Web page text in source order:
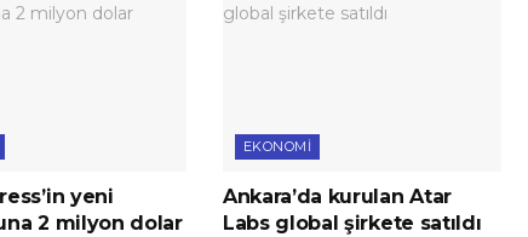
yeni
2 milyon dolar
EKONOMI
Ankara’da kurulan Atar
Labs global şirkete satıldı